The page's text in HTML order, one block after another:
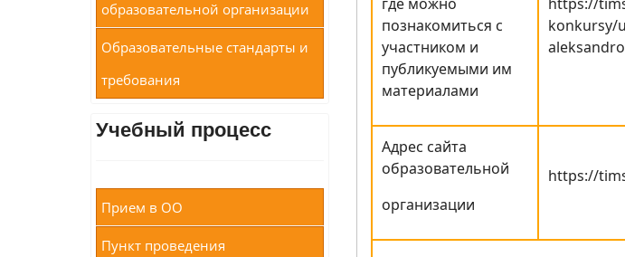
образовательной организации
Образовательные стандарты и
требования
Учебный процесс
Прием в ОО
Пункт проведения
познакомиться с
участником и
публикуемыми им
материалами
konkursy/
Адрес сайта
образовательной
организации
https://